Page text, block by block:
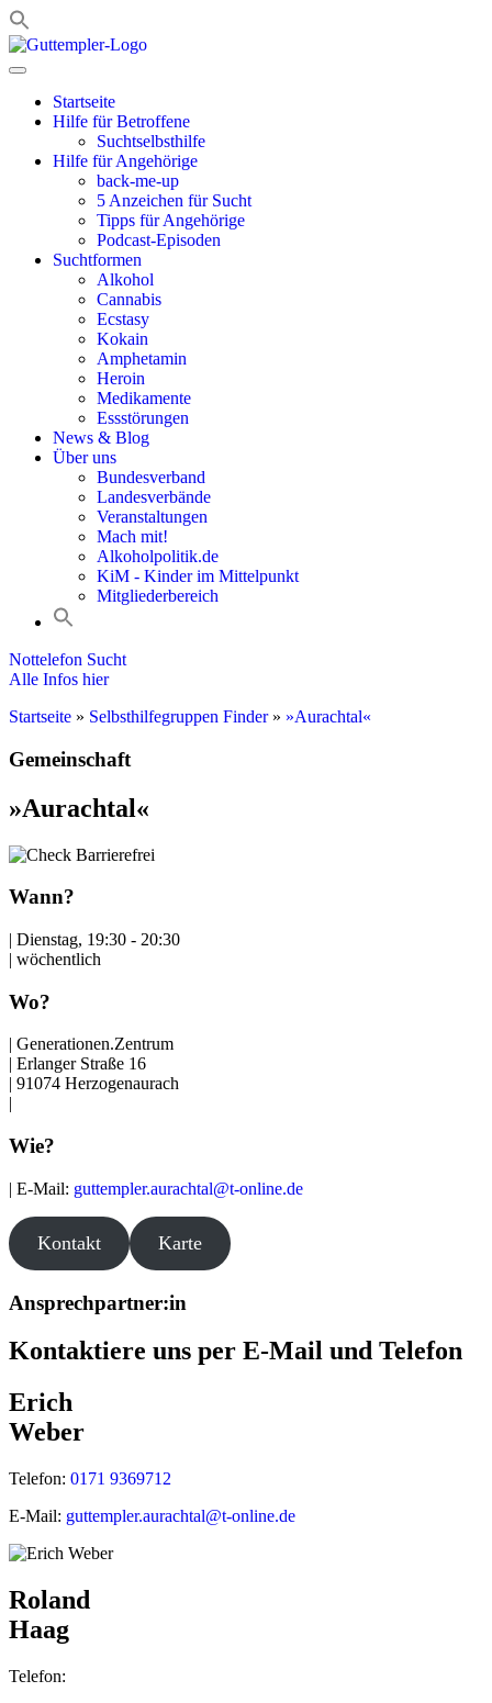
Zum
Inhalt
Startseite
Hilfe für Betroffene
Suchtselbsthilfe
Hilfe für Angehörige
back-me-up
5 Anzeichen für Sucht
Tipps für Angehörige
Podcast-Episoden
Suchtformen
Alkohol
Cannabis
Ecstasy
Kokain
Amphetamin
Heroin
Medikamente
Essstörungen
News & Blog
Über uns
Bundesverband
Landesverbände
Veranstaltungen
Mach mit!
Alkoholpolitik.de
KiM - Kinder im Mittelpunkt
Mitgliederbereich
Nottelefon Sucht
Alle Infos hier
Startseite » Selbsthilfegruppen Finder» »Aurachtal«
Gemeinschaft
»Aurachtal«
Barrierefrei
Wann?
| Dienstag, 19:30 - 20:30
| wöchentlich
Wo?
| Generationen.Zentrum
| Erlanger Straße 16
| 91074 Herzogenaurach
|
Wie?
| E-Mail: guttempler.aurachtal@t-online.de
Kontakt Karte
Ansprechpartner:in
Kontaktiere uns per E-Mail und Telefon
Erich
Weber
Telefon: 0171 9369712
E-Mail: guttempler.aurachtal@t-online.de
Roland
Haag
Telefon: